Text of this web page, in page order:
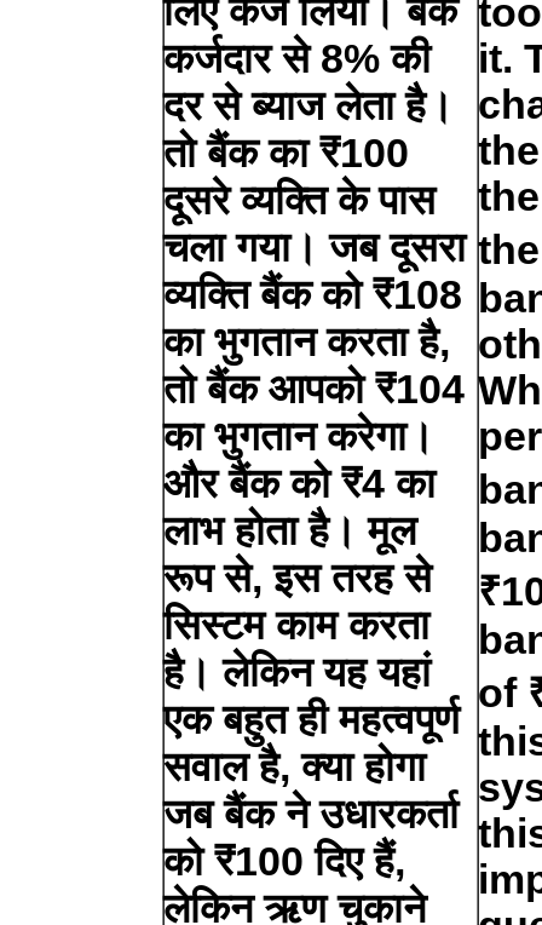
लिए कर्ज लिया। बैंक
कर्जदार से 8% की
दर से ब्याज लेता है।
तो बैंक का ₹100
दूसरे व्यक्ति के पास
चला गया। जब दूसरा
व्यक्ति बैंक को ₹108
का भुगतान करता है,
तो बैंक आपको ₹104
का भुगतान करेगा।
और बैंक को ₹4 का
लाभ होता है। मूल
रूप से, इस तरह से
सिस्टम काम करता
है। लेकिन यह यहां
एक बहुत ही महत्वपूर्ण
सवाल है, क्या होगा
जब बैंक ने उधारकर्ता
को ₹100 दिए हैं,
लेकिन ऋण चुकाने
it.
of